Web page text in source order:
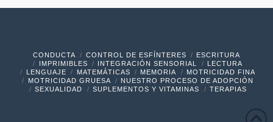
CONDUCTA CONTROL DE ESFÍNTERES
ESCRITURA
IMPRIMIBLES
INTEGRACIÓN SENSORIAL
LECTURA
LENGUAJE
MATEMÁTICAS MEMORIA
MOTRICIDAD FINA
MOTRICIDAD GRUESA
NUESTRO PROCESO DE ADOPCIÓN
SEXUALIDAD
SUPLEMENTOS Y VITAMINAS TERAPIAS